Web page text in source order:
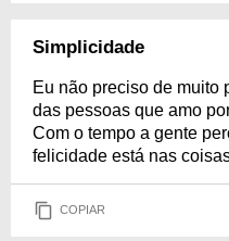
Simplicidade
Eu não preciso de muito
das pessoas que amo
Com o tempo a gente
felicidade está nas
COPIAR